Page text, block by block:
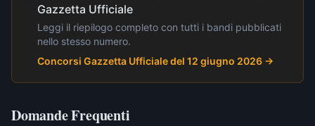
Gazzetta Ufficiale
Leggi il riepilogo completo con tutti i bandi pubblicati
nello stesso numero.
Concorsi Gazzetta Ufficiale del 12 giugno 2026 →
Domande Frequenti